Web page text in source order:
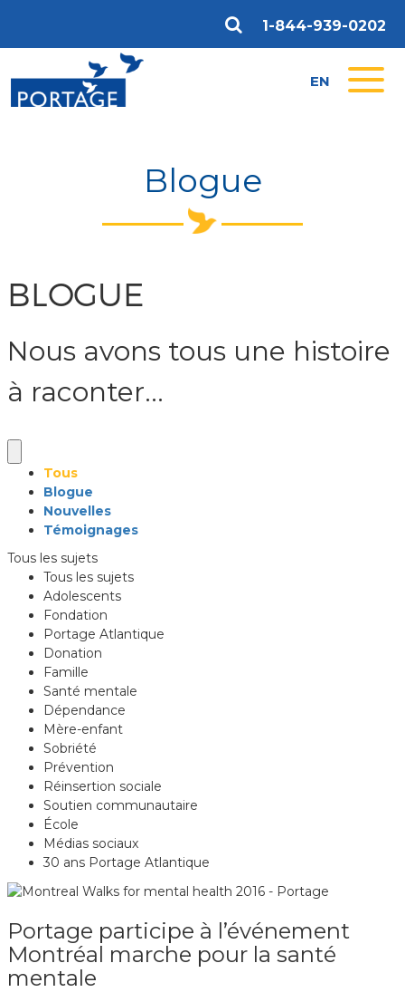
1-844-939-0202
EN
Blogue
BLOGUE
Nous avons tous une histoire
à raconter...
Tous
Blogue
Nouvelles
Témoignages
Tous les sujets
Tous les sujets
Adolescents
Fondation
Portage Atlantique
Donation
Famille
Santé mentale
Dépendance
Mère-enfant
Sobriété
Prévention
Réinsertion sociale
Soutien communautaire
École
Médias sociaux
30 ans Portage Atlantique
Portage participe à l’événement
Montréal marche pour la santé
mentale